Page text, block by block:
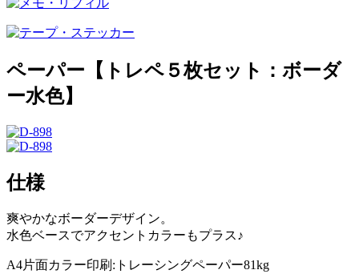
ペーパー【トレペ５枚セット：ボーダ
ー水色】
仕様
爽やかなボーダーデザイン。
水色ベースでアクセントカラーもプラス♪
A4片面カラー印刷:トレーシングペーパー81kg